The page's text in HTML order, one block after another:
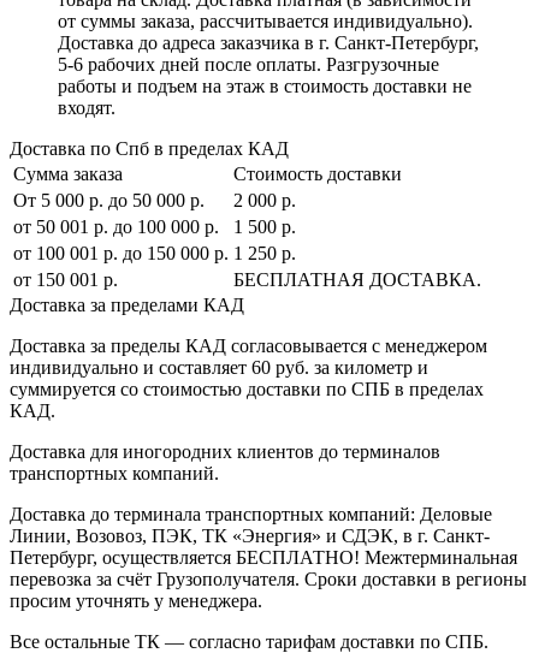
от суммы заказа, рассчитывается индивидуально).
Доставка до адреса заказчика в г. Санкт-Петербург,
5-6 рабочих дней после оплаты. Разгрузочные
работы и подъем на этаж в стоимость доставки не
входят.
Доставка по Спб в пределах КАД
Сумма заказа
Стоимость доставки
От 5 000 р. до 50 000 р.
2 000 р.
от 50 001 р. до 100 000 р.
1 500 р.
от 100 001 р. до 150 000 р. 1 250 р.
от 150 001 р.
БЕСПЛАТНАЯ ДОСТАВКА.
Доставка за пределами КАД
Доставка за пределы КАД согласовывается с менеджером
индивидуально и составляет 60 руб. за километр и
суммируется со стоимостью доставки по СПБ в пределах
КАД.
Доставка для иногородних клиентов до терминалов
транспортных компаний.
Доставка до терминала транспортных компаний: Деловые
Линии, Возовоз, ПЭК, ТК «Энергия» и СДЭК, в г. Санкт-
Петербург, осуществляется БЕСПЛАТНО! Межтерминальная
перевозка за счёт Грузополучателя. Сроки доставки в регионы
просим уточнять у менеджера.
Все остальные ТК — согласно тарифам доставки по СПБ.